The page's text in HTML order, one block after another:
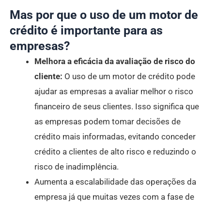
Mas por que o uso de um motor de
crédito é importante para as
empresas?
Melhora a eficácia da avaliação de risco do
cliente: O uso de um motor de crédito pode
ajudar as empresas a avaliar melhor o risco
financeiro de seus clientes. Isso significa que
as empresas podem tomar decisões de
crédito mais informadas, evitando conceder
crédito a clientes de alto risco e reduzindo o
risco de inadimplência.
Aumenta a escalabilidade das operações da
empresa já que muitas vezes com a fase de